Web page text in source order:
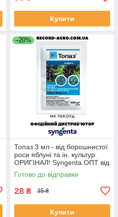
Купити
–20%
Топаз 3 мл - від борошнистої
роси яблуні та ін. культур
ОРИГІНАЛ! Syngenta ОПТ від
4 штук!
Готово до відправки
28 ₴ 35 ₴
Купити